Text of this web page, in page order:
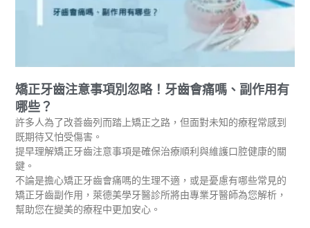
矯正牙齒注意事項別忽略！牙齒會痛嗎、副作用有
哪些？
許多人為了改善齒列而踏上矯正之路，但面對未知的療程常感到
既期待又怕受傷害。
提早理解矯正牙齒注意事項是確保治療順利與維護口腔健康的關
鍵。
不論是擔心矯正牙齒會痛嗎的生理不適，或是憂慮有哪些常見的
矯正牙齒副作用，萊德美學牙醫診所將由專業牙醫師為您解析，
幫助您在變美的療程中更加安心。